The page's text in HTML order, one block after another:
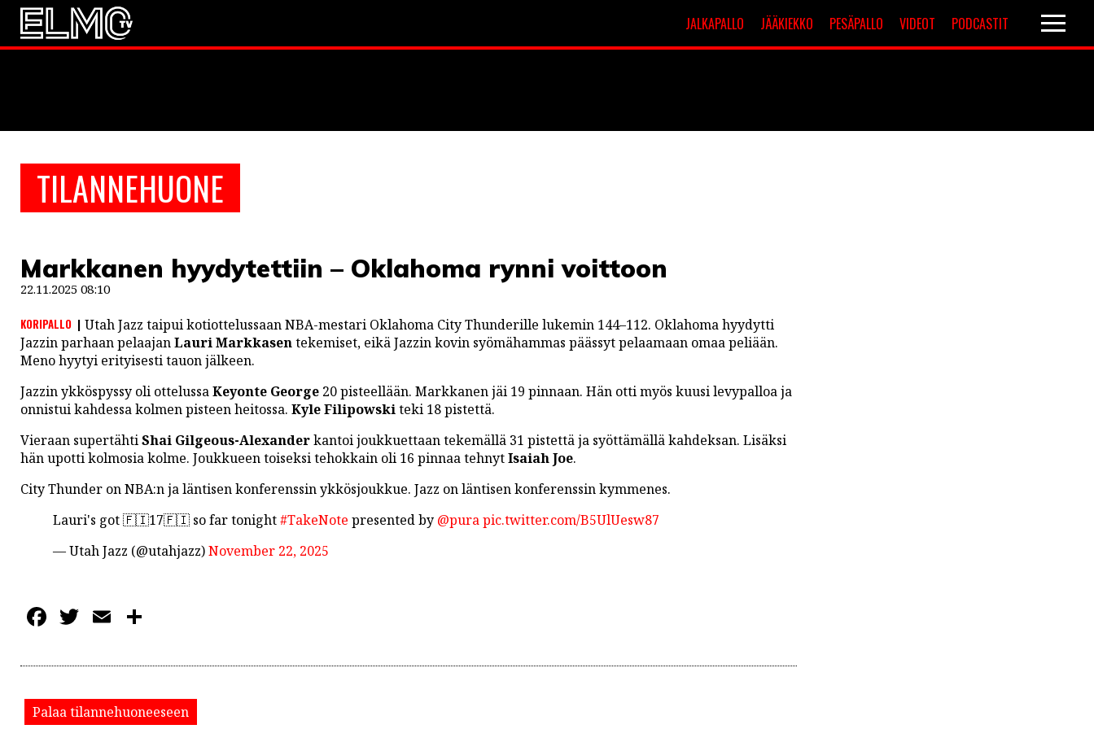
JALKAPALLO JÄÄKIEKKO PESÄPALLO VIDEOT PODCASTIT
TILANNEHUONE
Markkanen hyydytettiin – Oklahoma rynni voittoon
22.11.2025 08:10
KORIPALLO
Utah Jazz taipui kotiottelussaan NBA-mestari Oklahoma City Thunderille lukemin 144–112. Oklahoma hyydytti
Jazzin parhaan pelaajanLauri Markkasentekemiset, eikä Jazzin kovin syömähammas päässyt pelaamaan omaa peliään.
Meno hyytyi erityisesti tauon jälkeen.
Jazzin ykköspyssy oli ottelussaKeyonte George 20 pisteellään. Markkanen jäi 19 pinnaan. Hän otti myös kuusi levypalloa ja
onnistui kahdessa kolmen pisteen heitossa. Kyle Filipowskiteki 18 pistettä.
Vieraan supertähtiShai Gilgeous-Alexanderkantoi joukkuettaan tekemällä 31 pistettä ja syöttämällä kahdeksan. Lisäksi
hän upotti kolmosia kolme. Joukkueen toiseksi tehokkain oli 16 pinnaa tehnytIsaiah Joe.
City Thunder on NBA:n ja läntisen konferenssin ykkösjoukkue. Jazz on läntisen konferenssin kymmenes.
Lauri's got 🇫🇮17🇫🇮 so far tonight#TakeNote presented by @purapic.twitter.com/B5UlUesw87
— Utah Jazz (@utahjazz)November 22, 2025
Facebook
Twitter
Email
Palaa tilannehuoneeseen
JALKAPALLO
EM2021
JÄÄKIEKKO
PESÄPALLO
LINTU VAI KALA
46 DENTON ROAD
VIDEOT
PODCASTIT
KOLUMNIT